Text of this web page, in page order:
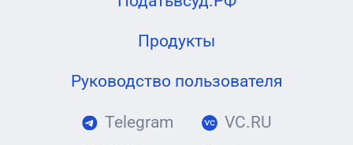
Продукты
Руководство пользователя
Telegram
VC.RU